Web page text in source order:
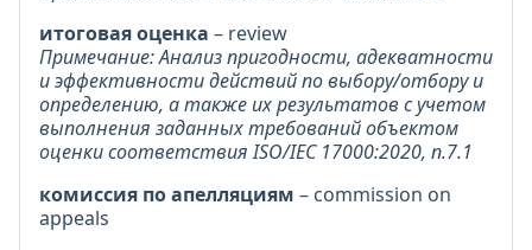
итоговая оценка – review
Примечание: Анализ пригодности, адекватности
и эффективности действий по выбору/отбору и
определению, а также их результатов с учетом
выполнения заданных требований объектом
оценки соответствия ISO/IEC 17000:2020, п.7.1
комиссия по апелляциям – commission on
appeals